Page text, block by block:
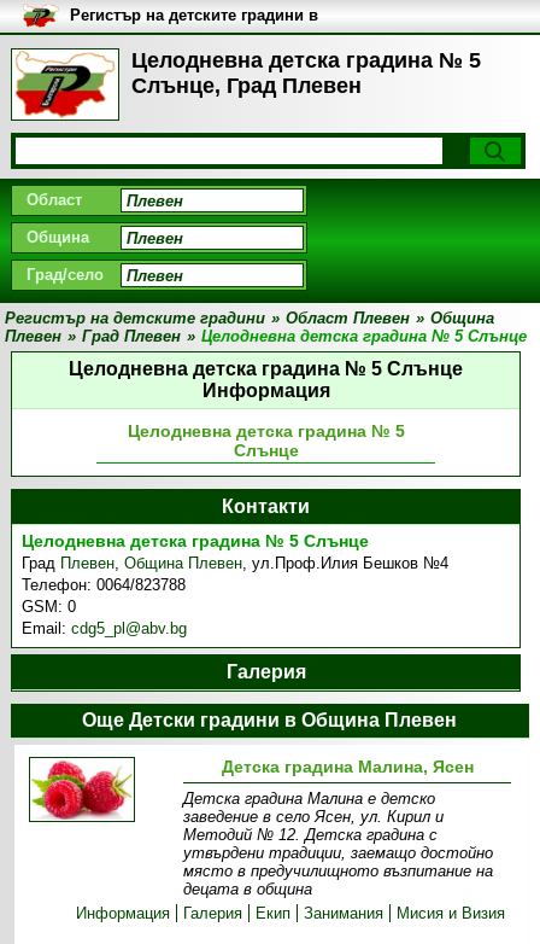
Целодневна детска градина № 5
Слънце, Град Плевен
Регистър на детските градини в
България
Област
Община
Град/село
Регистър на детските градини » Област Плевен » Община
Плевен » Град Плевен » Целодневна детска градина № 5 Слънце
Целодневна детска градина № 5 Слънце
Информация
Целодневна детска градина № 5
Слънце
Контакти
Целодневна детска градина № 5 Слънце
Град Плевен,Община Плевен,ул.Проф.Илия Бешков №4
Телефон:0064/823788
GSM:0
Email:cdg5_pl@abv.bg
Галерия
Още Детски градини в Община Плевен
Детска градина Малина, Ясен
Детска градина Малина е детско
заведение в село Ясен, ул. Кирил и
Методий № 12. Детска градина с
утвърдени традиции, заемащо достойно
място в предучилищното възпитание на
децата в община
Информация
Галерия Екип Занимания Мисия и Визия